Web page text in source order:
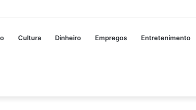
Cultura Dinheiro Empregos Entretenimento